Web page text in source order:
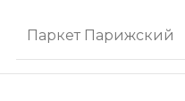
Паркет Парижский